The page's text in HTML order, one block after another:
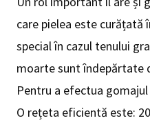
care pielea este curățată
special în cazul tenului
moarte sunt îndepărtate
Pentru a efectua
O rețeta eficientă este: